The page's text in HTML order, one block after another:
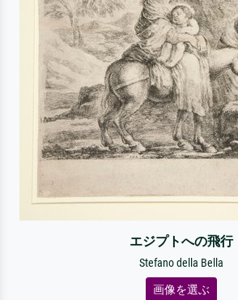
エジプトへの飛行
Stefano della Bella
画像を選ぶ